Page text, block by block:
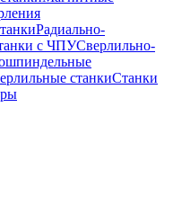
Радиально-
с ЧПУСверлильно-
станкиСтанки